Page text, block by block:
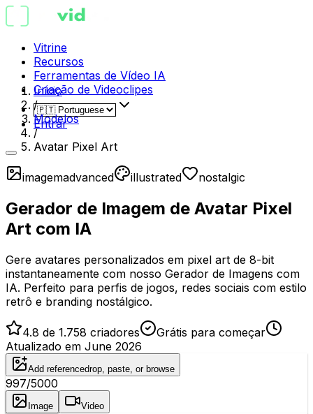
Vitrine
Recursos
Ferramentas de Vídeo IA
Criação de Videoclipes
Entrar
Início
/
Modelos
/
Avatar Pixel Art
imagemadvanced illustrated nostalgic
Gerador de Imagem de Avatar Pixel
Art com IA
Gere avatares personalizados em pixel art de 8-bit
instantaneamente com nosso Gerador de Imagens com
IA. Perfeito para perfis de jogos, redes sociais com estilo
retrô e branding nostálgico.
4.8 de 1.758 criadores
Grátis para começar
Atualizado em June 2026
Add referencedrop, paste, or browse
997/5000
Image Video